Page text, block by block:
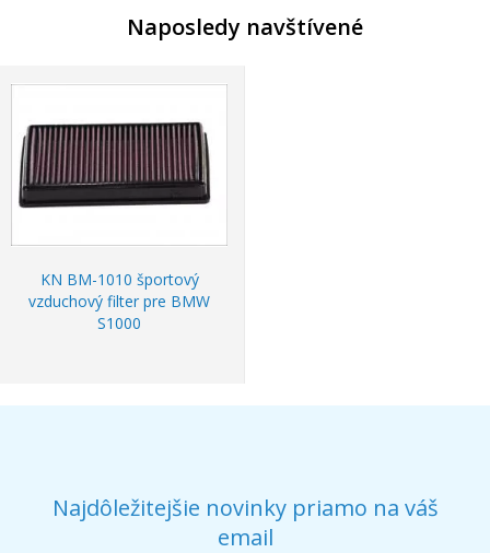
Naposledy navštívené
KN BM-1010 športový
vzduchový filter pre BMW
S1000
Najdôležitejšie novinky priamo na váš
email